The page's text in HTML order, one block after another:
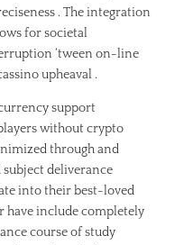
. The integration
for societal
‘tween on-line
upheaval .
support
without crypto
through and
deliverance
into their best-loved
have include completely
course of study